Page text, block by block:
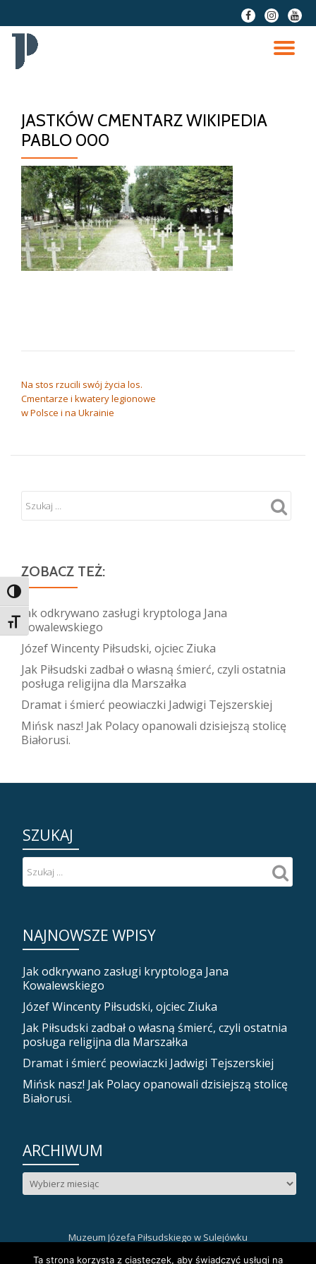
TOGGLE HIGH CONTRAST
TOGGLE FONT SIZE
Przeskocz
fa-
facebook
fa-
instagram
fa-
JASTKÓW CMENTARZ WIKIPEDIA
PABLO 000
Na stos rzucili swój życia los.
Cmentarze i kwatery legionowe
w Polsce i na Ukrainie
ZOBACZ TEŻ:
Jak odkrywano zasługi kryptologa Jana
Kowalewskiego
Józef Wincenty Piłsudski, ojciec Ziuka
Jak Piłsudski zadbał o własną śmierć, czyli ostatnia
posługa religijna dla Marszałka
Dramat i śmierć peowiaczki Jadwigi Tejszerskiej
Mińsk nasz! Jak Polacy opanowali dzisiejszą stolicę
Białorusi.
SZUKAJ
NAJNOWSZE WPISY
Jak odkrywano zasługi kryptologa Jana
Kowalewskiego
Józef Wincenty Piłsudski, ojciec Ziuka
Jak Piłsudski zadbał o własną śmierć, czyli ostatnia
posługa religijna dla Marszałka
Dramat i śmierć peowiaczki Jadwigi Tejszerskiej
Mińsk nasz! Jak Polacy opanowali dzisiejszą stolicę
Białorusi.
ARCHIWUM
Archiwum
Muzeum Józefa Piłsudskiego w Sulejówku
Drugie fa- fa- fa-
Ta strona korzysta z ciasteczek, aby świadczyć usługi na